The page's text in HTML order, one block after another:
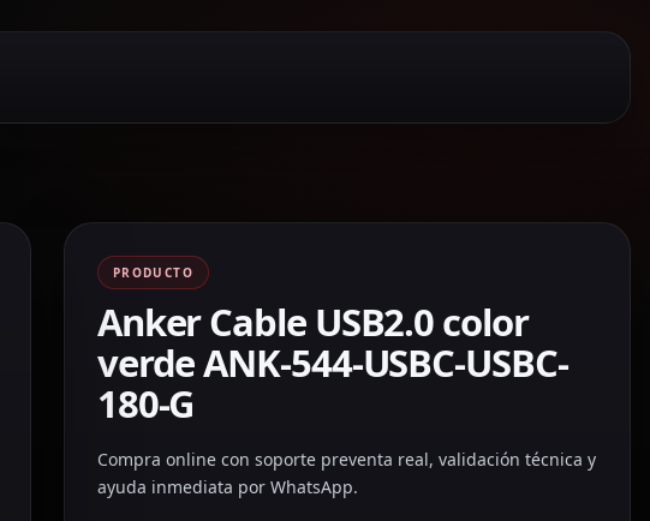
PRODUCTO
Anker Cable USB2.0 color
verde ANK-544-USBC-USBC-
180-G
Compra online con soporte preventa real, validación técnica y
ayuda inmediata por WhatsApp.